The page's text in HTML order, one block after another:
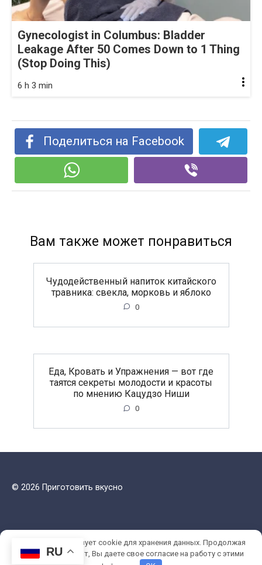
Gynecologist in Columbus: Bladder
Leakage After 50 Comes Down to 1 Thing
(Stop Doing This)
6 h 3 min
Поделиться на Facebook
Вам также может понравиться
Чудодейственный напиток китайского
травника: свекла, морковь и яблоко
0
Еда, Кровать и Упражнения — вот где
таятся секреты молодости и красоты
по мнению Кацудзо Ниши
0
© 2026 Приготовить вкусно
RU
Этот сайт использует cookie для хранения данных. Продолжая
использовать сайт, Вы даете свое согласие на работу с этими